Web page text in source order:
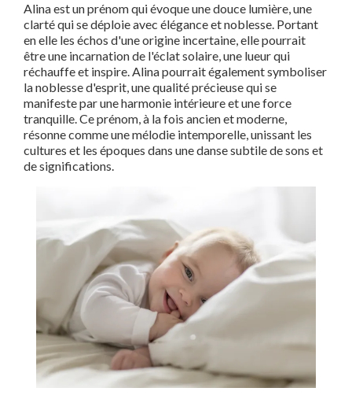
Alina est un prénom qui évoque une douce lumière, une
clarté qui se déploie avec élégance et noblesse. Portant
en elle les échos d'une origine incertaine, elle pourrait
être une incarnation de l'éclat solaire, une lueur qui
réchauffe et inspire. Alina pourrait également symboliser
la noblesse d'esprit, une qualité précieuse qui se
manifeste par une harmonie intérieure et une force
tranquille. Ce prénom, à la fois ancien et moderne,
résonne comme une mélodie intemporelle, unissant les
cultures et les époques dans une danse subtile de sons et
de significations.